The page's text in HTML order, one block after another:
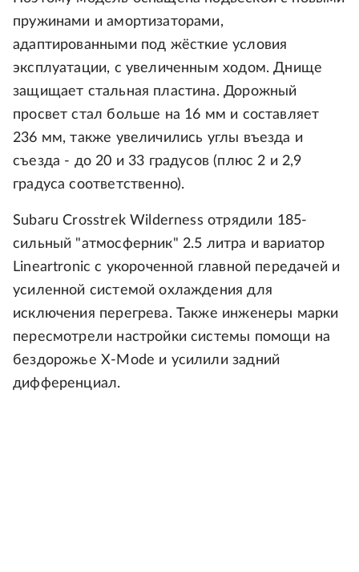
пружинами и амортизаторами,
адаптированными под жёсткие условия
эксплуатации, с увеличенным ходом. Днище
защищает стальная пластина. Дорожный
просвет стал больше на 16 мм и составляет
236 мм, также увеличились углы въезда и
съезда - до 20 и 33 градусов (плюс 2 и 2,9
градуса соответственно).
Subaru Crosstrek Wilderness отрядили 185-
сильный "атмосферник" 2.5 литра и вариатор
Lineartronic с укороченной главной передачей и
усиленной системой охлаждения для
исключения перегрева. Также инженеры марки
пересмотрели настройки системы помощи на
бездорожье X-Mode и усилили задний
дифференциал.